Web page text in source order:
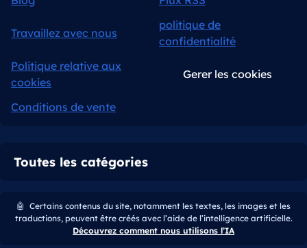
Travaillez avec nous
politique de
confidentialité
Politique relative aux
cookies
Gerer les cookies
Conditions de vente
Toutes les catégories
🤖 Certains contenus du site, notamment les textes, les images et les
traductions, peuvent être créés avec l’aide de l’intelligence artificielle.
Découvrez comment nous utilisons l’IA